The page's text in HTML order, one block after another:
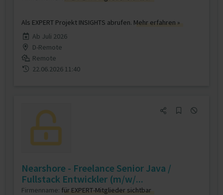
Als EXPERT Projekt INSIGHTS abrufen. Mehr erfahren »
Ab Juli 2026
D-Remote
Remote
22.06.2026 11:40
Nearshore - Freelance Senior Java /
Fullstack Entwickler (m/w/...
Firmenname: für EXPERT-Mitglieder sichtbar